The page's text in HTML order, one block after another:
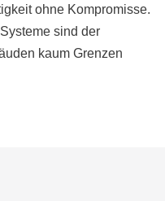
ohne Kompromisse.
sind der
kaum Grenzen